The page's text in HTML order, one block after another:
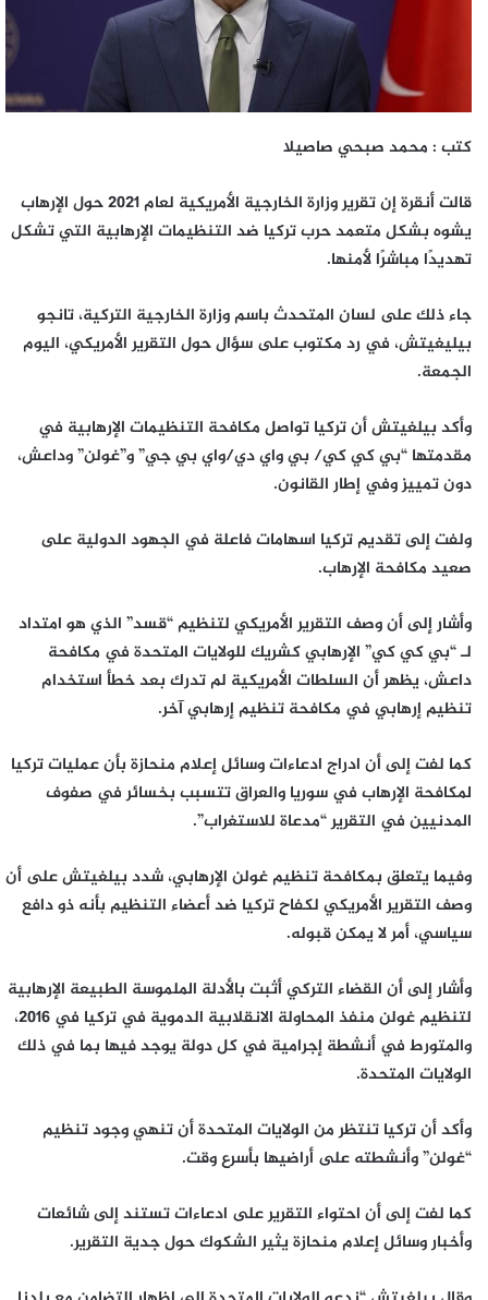
كتب : محمد صبحي صاصيلا
قالت أنقرة إن تقرير وزارة الخارجية الأمريكية لعام 2021 حول الإرهاب
يشوه بشكل متعمد حرب تركيا ضد التنظيمات الإرهابية التي تشكل
تهديدًا مباشرًا لأمنها.
جاء ذلك على لسان المتحدث باسم وزارة الخارجية التركية، تانجو
بيليغيتش، في رد مكتوب على سؤال حول التقرير الأمريكي، اليوم
الجمعة.
وأكد بيلغيتش أن تركيا تواصل مكافحة التنظيمات الإرهابية في
مقدمتها “بي كي كي/ بي واي دي/واي بي جي” و”غولن” وداعش،
دون تمييز وفي إطار القانون.
ولفت إلى تقديم تركيا اسهامات فاعلة في الجهود الدولية على
صعيد مكافحة الإرهاب.
وأشار إلى أن وصف التقرير الأمريكي لتنظيم “قسد” الذي هو امتداد
لـ “بي كي كي” الإرهابي كشريك للولايات المتحدة في مكافحة
داعش، يظهر أن السلطات الأمريكية لم تدرك بعد خطأ استخدام
تنظيم إرهابي في مكافحة تنظيم إرهابي آخر.
كما لفت إلى أن ادراج ادعاءات وسائل إعلام منحازة بأن عمليات تركيا
لمكافحة الإرهاب في سوريا والعراق تتسبب بخسائر في صفوف
المدنيين في التقرير “مدعاة للاستغراب”.
وفيما يتعلق بمكافحة تنظيم غولن الإرهابي، شدد بيلغيتش على أن
وصف التقرير الأمريكي لكفاح تركيا ضد أعضاء التنظيم بأنه ذو دافع
سياسي، أمر لا يمكن قبوله.
وأشار إلى أن القضاء التركي أثبت بالأدلة الملموسة الطبيعة الإرهابية
لتنظيم غولن منفذ المحاولة الانقلابية الدموية في تركيا في 2016،
والمتورط في أنشطة إجرامية في كل دولة يوجد فيها بما في ذلك
الولايات المتحدة.
وأكد أن تركيا تنتظر من الولايات المتحدة أن تنهي وجود تنظيم
“غولن” وأنشطته على أراضيها بأسرع وقت.
كما لفت إلى أن احتواء التقرير على ادعاءات تستند إلى شائعات
وأخبار وسائل إعلام منحازة يثير الشكوك حول جدية التقرير.